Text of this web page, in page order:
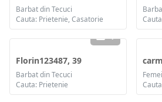
Barbat din Tecuci
Cauta: Prietenie, Casatorie
1
Florin123487, 39
Barbat din Tecuci
Cauta: Prietenie